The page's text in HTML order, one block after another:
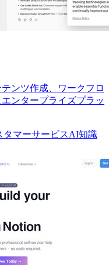
ンツ作成、ワークフロ
ンタープライズプラッ
タマーサービスAI知識